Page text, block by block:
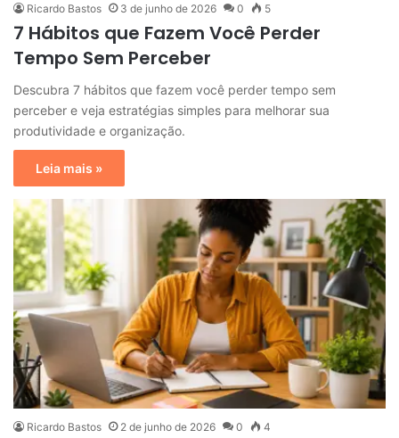
Ricardo Bastos 3 de junho de 2026 0 5
7 Hábitos que Fazem Você Perder
Tempo Sem Perceber
Descubra 7 hábitos que fazem você perder tempo sem
perceber e veja estratégias simples para melhorar sua
produtividade e organização.
Leia mais »
Ricardo Bastos 2 de junho de 2026 0 4